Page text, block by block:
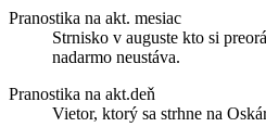
Pranostika na akt. mesiac
Strnisko v auguste kto si
nadarmo neustáva.
Pranostika na akt.deň
Vietor, ktorý sa strhne na